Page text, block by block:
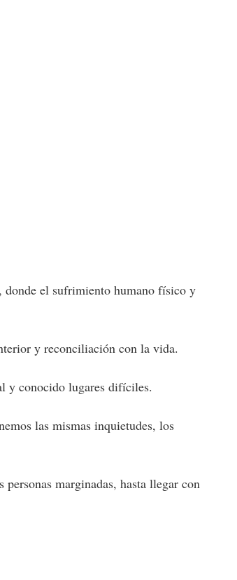
donde el sufrimiento humano físico y
y reconciliación con la vida.
y conocido lugares difíciles.
las mismas inquietudes, los
marginadas, hasta llegar con